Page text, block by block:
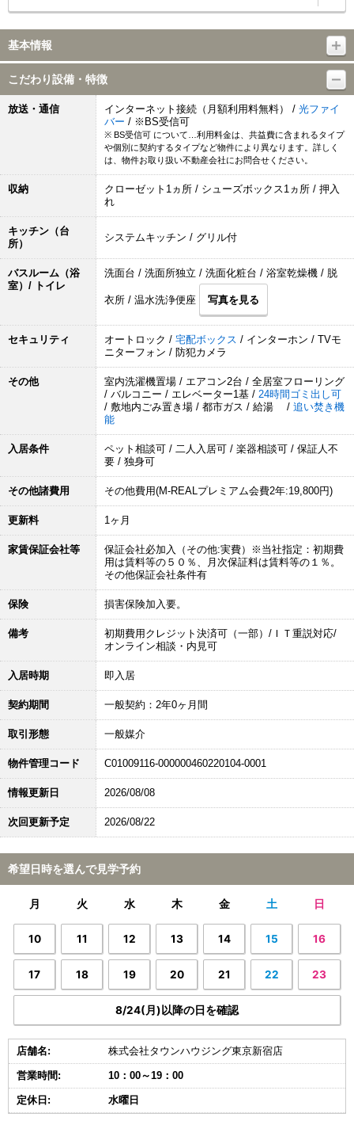
基本情報
こだわり設備・特徴
放送・通信 インターネット接続（月額利用料無料） / 光ファイ
バー / ※BS受信可
※ BS受信可 について…利用料金は、共益費に含まれるタイプ
や個別に契約するタイプなど物件により異なります。詳しく
は、物件お取り扱い不動産会社にお問合せください。
収納
クローゼット1ヵ所 / シューズボックス1ヵ所 / 押入
れ
キッチン（台
所）
システムキッチン / グリル付
バスルーム（浴
室）/ トイレ
洗面台 / 洗面所独立 / 洗面化粧台 / 浴室乾燥機 / 脱
衣所 / 温水洗浄便座 写真を見る
セキュリティ オートロック / 宅配ボックス / インターホン / TVモ
ニターフォン / 防犯カメラ
その他
室内洗濯機置場 / エアコン2台 / 全居室フローリング
/ バルコニー / エレベーター1基 / 24時間ゴミ出し可
/ 敷地内ごみ置き場 / 都市ガス / 給湯 / 追い焚き機
能
入居条件
ペット相談可 / 二人入居可 / 楽器相談可 / 保証人不
要 / 独身可
その他諸費用 その他費用(M-REALプレミアム会費2年:19,800円)
更新料 1ヶ月
家賃保証会社等
保証会社必加入（その他:実費）※当社指定：初期費
用は賃料等の５０％、月次保証料は賃料等の１％。
その他保証会社条件有
保険 損害保険加入要。
備考
初期費用クレジット決済可（一部）/ＩＴ重説対応/
オンライン相談・内見可
入居時期 即入居
契約期間 一般契約：2年0ヶ月間
取引形態 一般媒介
物件管理コード C01009116-000000460220104-0001
情報更新日 2026/08/08
次回更新予定 2026/08/22
希望日時を選んで見学予約
月 火 水 木 金 土 日
10 11 12 13 14 15 16
17 18 19 20 21 22 23
8/24(月)以降の日を確認
店舗名: 株式会社タウンハウジング東京新宿店
営業時間: 10：00～19：00
定休日: 水曜日